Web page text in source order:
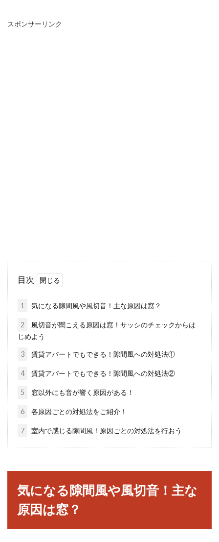
ろな納戸活用術
窓に取り付けたカーテンが閉まらな
い？あれの修理が必要かも
窓にカーテンを取り付ける際に重要となるの
が、カーテンレールの存在ですよね。カーテン
ツってあるの？
窓についている網戸は、穴が開いた時や大掃除
は外す時...
スポンサーリンク
目次
1 気になる隙間風や風切音！主な原因は窓？
2
風切音が聞こえる原因は窓！サッシのチェックからは
じめよう
3 賃貸アパートでもできる！隙間風への対処法①
4 賃貸アパートでもできる！隙間風への対処法②
5 窓以外にも音が響く原因がある！
6 各原因ごとの対処法をご紹介！
7 室内で感じる隙間風！原因ごとの対処法を行おう
気になる隙間風や風切音！主な
原因は窓？